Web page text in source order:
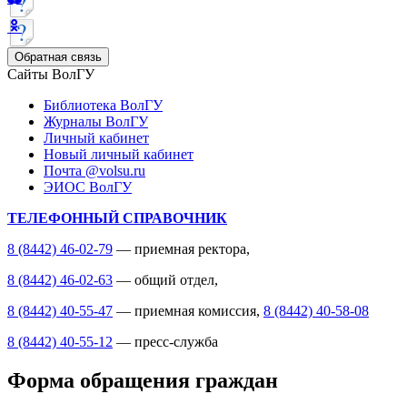
Обратная связь
Сайты ВолГУ
Библиотека ВолГУ
Журналы ВолГУ
Личный кабинет
Новый личный кабинет
Почта @volsu.ru
ЭИОС ВолГУ
ТЕЛЕФОННЫЙ СПРАВОЧНИК
8 (8442) 46-02-79 — приемная ректора,
8 (8442) 46-02-63 — общий отдел,
8 (8442) 40-55-47 — приемная комиссия, 8 (8442) 40-58-08
8 (8442) 40-55-12 — пресс-служба
Форма обращения граждан